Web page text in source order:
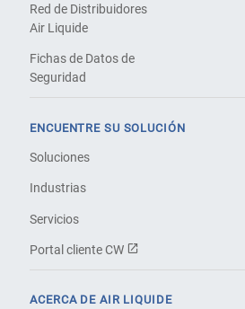
Red de Distribuidores
Air Liquide
Fichas de Datos de
Seguridad
ENCUENTRE SU SOLUCIÓN
Soluciones
Industrias
Servicios
Portal cliente CW
ACERCA DE AIR LIQUIDE